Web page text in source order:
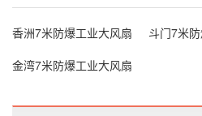
香洲7米防爆工业大风扇
斗门7米
金湾7米防爆工业大风扇